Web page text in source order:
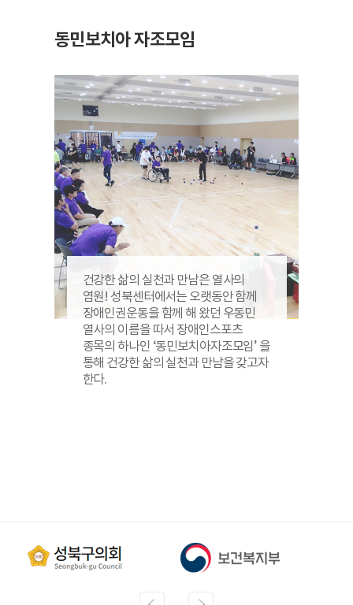
동민보치아자조모임
건강한 삶의 실천과 만남은 열사의
염원! 성북센터에서는 오랫동안 함께
장애인권운동을 함께 해 왔던 우동민
열사의 이름을 따서 장애인스포츠
종목의 하나인 ‘동민보치아자조모임’ 을
통해 건강한 삶의 실천과 만남을갖고자
한다.